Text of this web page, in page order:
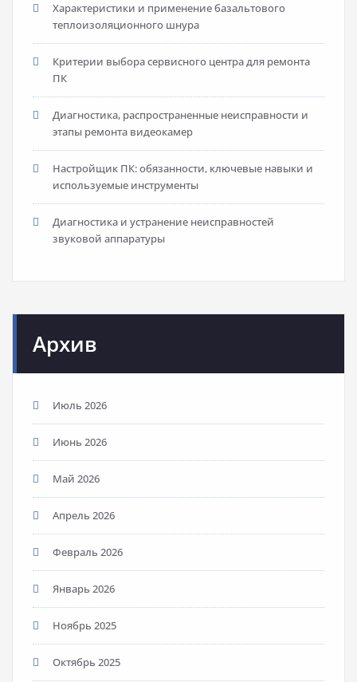
Характеристики и применение базальтового
теплоизоляционного шнура
Критерии выбора сервисного центра для ремонта
ПК
Диагностика, распространенные неисправности и
этапы ремонта видеокамер
Настройщик ПК: обязанности, ключевые навыки и
используемые инструменты
Диагностика и устранение неисправностей
звуковой аппаратуры
Архив
Июль 2026
Июнь 2026
Май 2026
Апрель 2026
Февраль 2026
Январь 2026
Ноябрь 2025
Октябрь 2025